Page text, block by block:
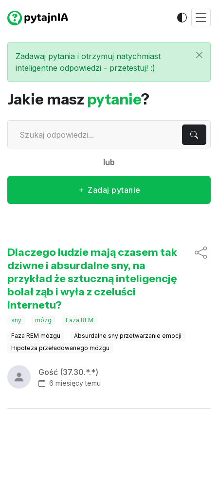
Zadawaj pytania i otrzymuj natychmiast
inteligentne odpowiedzi - przetestuj! :)
Jakie masz pytanie?
lub
Zadaj pytanie
Dlaczego ludzie mają czasem tak
dziwne i absurdalne sny, na
przykład że sztuczną inteligencję
bolał ząb i wyła z czeluści
internetu?
sny mózg Faza REM
Faza REM mózgu
Absurdalne sny przetwarzanie emocji
Hipoteza przeładowanego mózgu
Gość (37.30.*.*)
6 miesięcy temu